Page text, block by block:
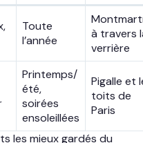
Toute
l’année
à travers
verrière
Printemps/
été,
soirées
ensoleillées
Pigalle et
toits de
Paris
les mieux gardés du